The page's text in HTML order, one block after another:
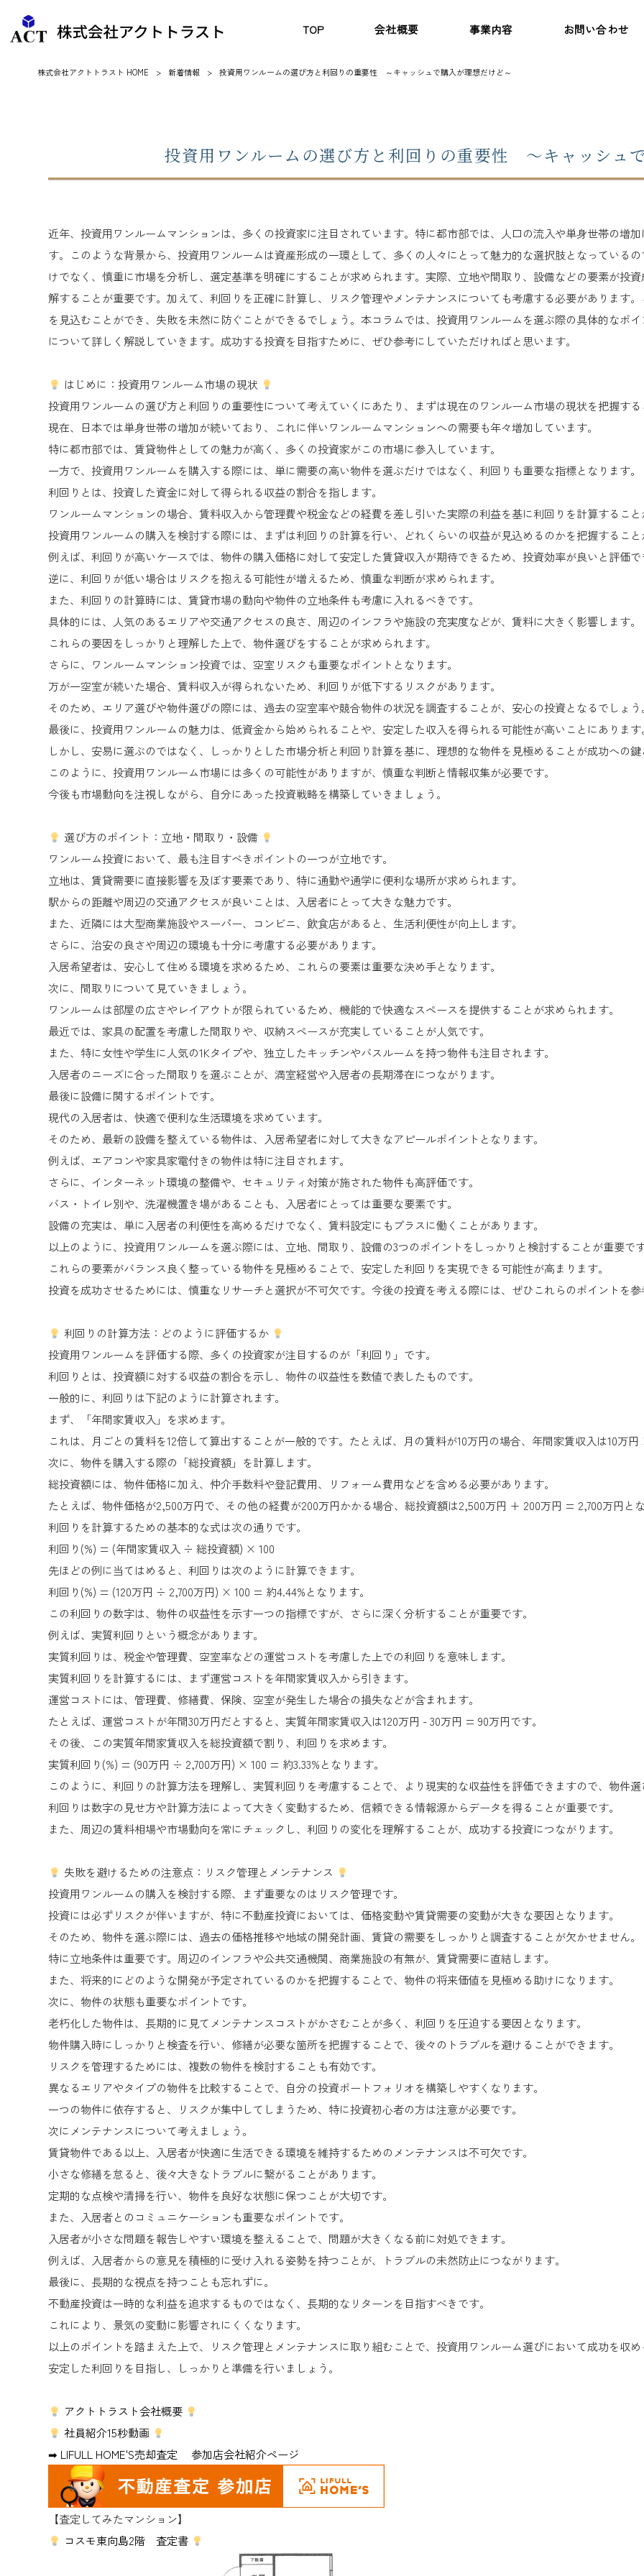
TOP 会社概要 事業内容 お問い合わせ
株式会社アクトトラスト HOME > 新着情報 > 投資用ワンルームの選び方と利回りの重要性 ～キャッシュで購入が理想だけど～
投資用ワンルームの選び方と利回りの重要性 ～キャッシュ
近年、投資用ワンルームマンションは、多くの投資家に注目されています。特に都市部では、人口の流入や単身世帯の増
す。このような背景から、投資用ワンルームは資産形成の一環として、多くの人々にとって魅力的な選択肢となっている
けでなく、慎重に市場を分析し、選定基準を明確にすることが求められます。実際、立地や間取り、設備などの要素が投
解することが重要です。加えて、利回りを正確に計算し、リスク管理やメンテナンスについても考慮する必要があります
を見込むことができ、失敗を未然に防ぐことができるでしょう。本コラムでは、投資用ワンルームを選ぶ際の具体的なポ
について詳しく解説していきます。成功する投資を目指すために、ぜひ参考にしていただければと思います。
はじめに：投資用ワンルーム市場の現状
投資用ワンルームの選び方と利回りの重要性について考えていくにあたり、まずは現在のワンルーム市場の現状を把握す
現在、日本では単身世帯の増加が続いており、これに伴いワンルームマンションへの需要も年々増加しています。
特に都市部では、賃貸物件としての魅力が高く、多くの投資家がこの市場に参入しています。
一方で、投資用ワンルームを購入する際には、単に需要の高い物件を選ぶだけではなく、利回りも重要な指標となります。
利回りとは、投資した資金に対して得られる収益の割合を指します。
ワンルームマンションの場合、賃料収入から管理費や税金などの経費を差し引いた実際の利益を基に利回りを計算するこ
投資用ワンルームの購入を検討する際には、まずは利回りの計算を行い、どれくらいの収益が見込めるのかを把握するこ
例えば、利回りが高いケースでは、物件の購入価格に対して安定した賃貸収入が期待できるため、投資効率が良いと評価
逆に、利回りが低い場合はリスクを抱える可能性が増えるため、慎重な判断が求められます。
また、利回りの計算時には、賃貸市場の動向や物件の立地条件も考慮に入れるべきです。
具体的には、人気のあるエリアや交通アクセスの良さ、周辺のインフラや施設の充実度などが、賃料に大きく影響します。
これらの要因をしっかりと理解した上で、物件選びをすることが求められます。
さらに、ワンルームマンション投資では、空室リスクも重要なポイントとなります。
万が一空室が続いた場合、賃料収入が得られないため、利回りが低下するリスクがあります。
そのため、エリア選びや物件選びの際には、過去の空室率や競合物件の状況を調査することが、安心の投資となるでしょ
最後に、投資用ワンルームの魅力は、低資金から始められることや、安定した収入を得られる可能性が高いことにあります
しかし、安易に選ぶのではなく、しっかりとした市場分析と利回り計算を基に、理想的な物件を見極めることが成功への
このように、投資用ワンルーム市場には多くの可能性がありますが、慎重な判断と情報収集が必要です。
今後も市場動向を注視しながら、自分にあった投資戦略を構築していきましょう。
選び方のポイント：立地・間取り・設備
ワンルーム投資において、最も注目すべきポイントの一つが立地です。
立地は、賃貸需要に直接影響を及ぼす要素であり、特に通勤や通学に便利な場所が求められます。
駅からの距離や周辺の交通アクセスが良いことは、入居者にとって大きな魅力です。
また、近隣には大型商業施設やスーパー、コンビニ、飲食店があると、生活利便性が向上します。
さらに、治安の良さや周辺の環境も十分に考慮する必要があります。
入居希望者は、安心して住める環境を求めるため、これらの要素は重要な決め手となります。
次に、間取りについて見ていきましょう。
ワンルームは部屋の広さやレイアウトが限られているため、機能的で快適なスペースを提供することが求められます。
最近では、家具の配置を考慮した間取りや、収納スペースが充実していることが人気です。
また、特に女性や学生に人気の1Kタイプや、独立したキッチンやバスルームを持つ物件も注目されます。
入居者のニーズに合った間取りを選ぶことが、満室経営や入居者の長期滞在につながります。
最後に設備に関するポイントです。
現代の入居者は、快適で便利な生活環境を求めています。
そのため、最新の設備を整えている物件は、入居希望者に対して大きなアピールポイントとなります。
例えば、エアコンや家具家電付きの物件は特に注目されます。
さらに、インターネット環境の整備や、セキュリティ対策が施された物件も高評価です。
バス・トイレ別や、洗濯機置き場があることも、入居者にとっては重要な要素です。
設備の充実は、単に入居者の利便性を高めるだけでなく、賃料設定にもプラスに働くことがあります。
以上のように、投資用ワンルームを選ぶ際には、立地、間取り、設備の3つのポイントをしっかりと検討することが重要で
これらの要素がバランス良く整っている物件を見極めることで、安定した利回りを実現できる可能性が高まります。
投資を成功させるためには、慎重なリサーチと選択が不可欠です。今後の投資を考える際には、ぜひこれらのポイントを
利回りの計算方法：どのように評価するか
投資用ワンルームを評価する際、多くの投資家が注目するのが「利回り」です。
利回りとは、投資額に対する収益の割合を示し、物件の収益性を数値で表したものです。
一般的に、利回りは下記のように計算されます。
まず、「年間家賃収入」を求めます。
これは、月ごとの賃料を12倍して算出することが一般的です。たとえば、月の賃料が10万円の場合、年間家賃収入は10万
次に、物件を購入する際の「総投資額」を計算します。
総投資額には、物件価格に加え、仲介手数料や登記費用、リフォーム費用などを含める必要があります。
たとえば、物件価格が2,500万円で、その他の経費が200万円かかる場合、総投資額は2,500万円 + 200万円 = 2,700万円と
利回りを計算するための基本的な式は次の通りです。
利回り(%) = (年間家賃収入 ÷ 総投資額) × 100
先ほどの例に当てはめると、利回りは次のように計算できます。
利回り(%) = (120万円 ÷ 2,700万円) × 100 = 約4.44%となります。
この利回りの数字は、物件の収益性を示す一つの指標ですが、さらに深く分析することが重要です。
例えば、実質利回りという概念があります。
実質利回りは、税金や管理費、空室率などの運営コストを考慮した上での利回りを意味します。
実質利回りを計算するには、まず運営コストを年間家賃収入から引きます。
運営コストには、管理費、修繕費、保険、空室が発生した場合の損失などが含まれます。
たとえば、運営コストが年間30万円だとすると、実質年間家賃収入は120万円 - 30万円 = 90万円です。
その後、この実質年間家賃収入を総投資額で割り、利回りを求めます。
実質利回り(%) = (90万円 ÷ 2,700万円) × 100 = 約3.33%となります。
このように、利回りの計算方法を理解し、実質利回りを考慮することで、より現実的な収益性を評価できますので、物件
利回りは数字の見せ方や計算方法によって大きく変動するため、信頼できる情報源からデータを得ることが重要です。
また、周辺の賃料相場や市場動向を常にチェックし、利回りの変化を理解することが、成功する投資につながります。
失敗を避けるための注意点：リスク管理とメンテナンス
投資用ワンルームの購入を検討する際、まず重要なのはリスク管理です。
投資には必ずリスクが伴いますが、特に不動産投資においては、価格変動や賃貸需要の変動が大きな要因となります。
そのため、物件を選ぶ際には、過去の価格推移や地域の開発計画、賃貸の需要をしっかりと調査することが欠かせません。
特に立地条件は重要です。周辺のインフラや公共交通機関、商業施設の有無が、賃貸需要に直結します。
また、将来的にどのような開発が予定されているのかを把握することで、物件の将来価値を見極める助けになります。
次に、物件の状態も重要なポイントです。
老朽化した物件は、長期的に見てメンテナンスコストがかさむことが多く、利回りを圧迫する要因となります。
物件購入時にしっかりと検査を行い、修繕が必要な箇所を把握することで、後々のトラブルを避けることができます。
リスクを管理するためには、複数の物件を検討することも有効です。
異なるエリアやタイプの物件を比較することで、自分の投資ポートフォリオを構築しやすくなります。
一つの物件に依存すると、リスクが集中してしまうため、特に投資初心者の方は注意が必要です。
次にメンテナンスについて考えましょう。
賃貸物件である以上、入居者が快適に生活できる環境を維持するためのメンテナンスは不可欠です。
小さな修繕を怠ると、後々大きなトラブルに繋がることがあります。
定期的な点検や清掃を行い、物件を良好な状態に保つことが大切です。
また、入居者とのコミュニケーションも重要なポイントです。
入居者が小さな問題を報告しやすい環境を整えることで、問題が大きくなる前に対処できます。
例えば、入居者からの意見を積極的に受け入れる姿勢を持つことが、トラブルの未然防止につながります。
最後に、長期的な視点を持つことも忘れずに。
不動産投資は一時的な利益を追求するものではなく、長期的なリターンを目指すべきです。
これにより、景気の変動に影響されにくくなります。
以上のポイントを踏まえた上で、リスク管理とメンテナンスに取り組むことで、投資用ワンルーム選びにおいて成功を収
安定した利回りを目指し、しっかりと準備を行いましょう。
アクトトラスト会社概要
社員紹介15秒動画
➡ LIFULL HOME'S売却査定 参加店会社紹介ページ
【査定してみたマンション】
コスモ東向島2階 査定書